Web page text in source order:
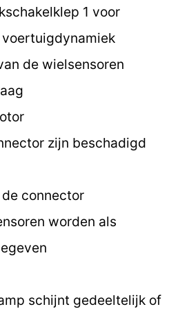
1 voor
de wielsensoren
zijn beschadigd
connector
worden als
schijnt gedeeltelijk of